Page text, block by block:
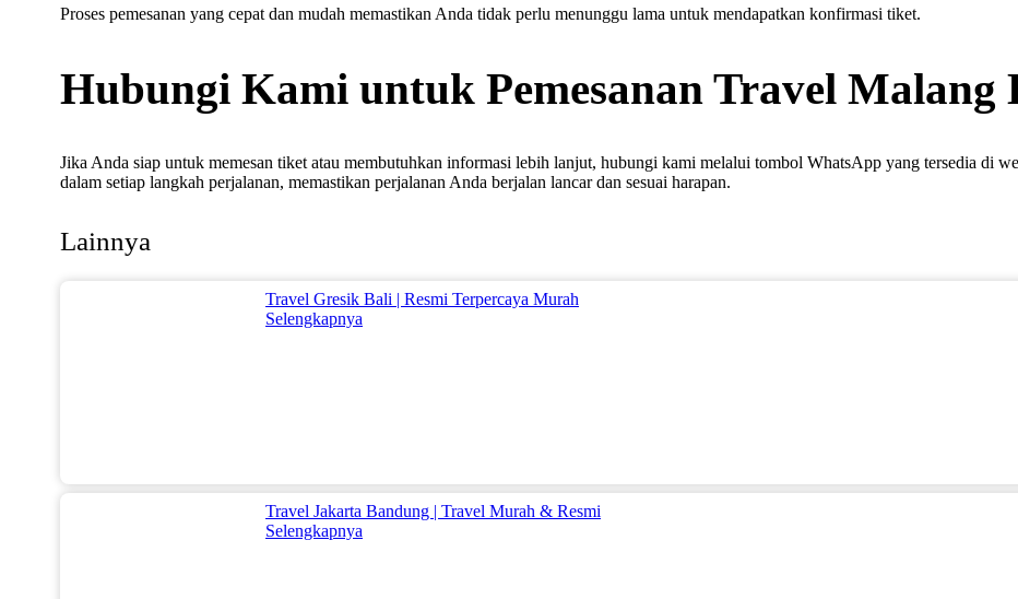
Proses pemesanan yang cepat dan mudah memastikan Anda tidak perlu menunggu lama untuk mendapatkan konfirmasi tiket.
Hubungi Kami untuk Pemesanan Travel Malang
Jika Anda siap untuk memesan tiket atau membutuhkan informasi lebih lanjut, hubungi kami melalui tombol WhatsApp yang tersedia di
dalam setiap langkah perjalanan, memastikan perjalanan Anda berjalan lancar dan sesuai harapan.
Lainnya
Travel Gresik Bali | Resmi Terpercaya Murah
Selengkapnya
Travel Jakarta Bandung | Travel Murah & Resmi
Selengkapnya